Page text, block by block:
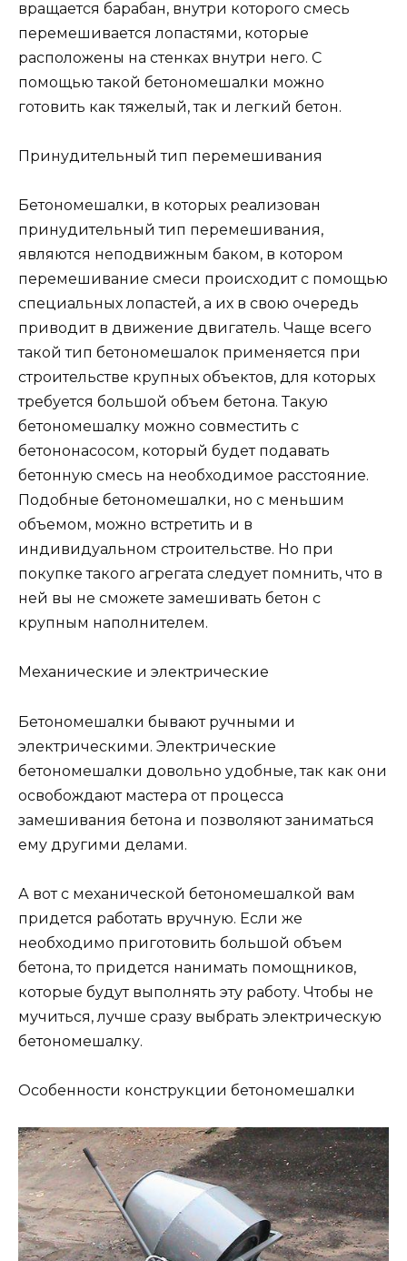
вращается барабан, внутри которого смесь
перемешивается лопастями, которые
расположены на стенках внутри него. С
помощью такой бетономешалки можно
готовить как тяжелый, так и легкий бетон.
Принудительный тип перемешивания
Бетономешалки, в которых реализован
принудительный тип перемешивания,
являются неподвижным баком, в котором
перемешивание смеси происходит с помощью
специальных лопастей, а их в свою очередь
приводит в движение двигатель. Чаще всего
такой тип бетономешалок применяется при
строительстве крупных объектов, для которых
требуется большой объем бетона. Такую
бетономешалку можно совместить с
бетононасосом, который будет подавать
бетонную смесь на необходимое расстояние.
Подобные бетономешалки, но с меньшим
объемом, можно встретить и в
индивидуальном строительстве. Но при
покупке такого агрегата следует помнить, что в
ней вы не сможете замешивать бетон с
крупным наполнителем.
Механические и электрические
Бетономешалки бывают ручными и
электрическими. Электрические
бетономешалки довольно удобные, так как они
освобождают мастера от процесса
замешивания бетона и позволяют заниматься
ему другими делами.
А вот с механической бетономешалкой вам
придется работать вручную. Если же
необходимо приготовить большой объем
бетона, то придется нанимать помощников,
которые будут выполнять эту работу. Чтобы не
мучиться, лучше сразу выбрать электрическую
бетономешалку.
Особенности конструкции бетономешалки